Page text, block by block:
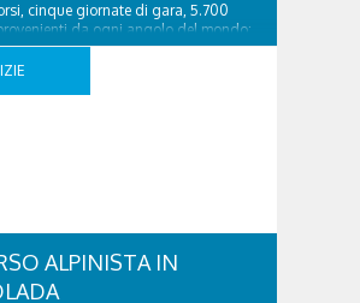
cinque giornate di gara, 5.700
da ogni angolo del mondo:
de La Sportiva Lavaredo Ultra
l’evento internazionale di assoluto
ALPINISTA IN